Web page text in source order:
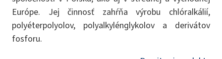
Európe. Jej činnosť zahŕňa výrobu chlóralkálií,
polyéterpolyolov, polyalkylénglykolov a derivátov
fosforu.